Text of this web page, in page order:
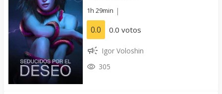
1h 29min |
0.0 0.0 votos
Igor Voloshin
305